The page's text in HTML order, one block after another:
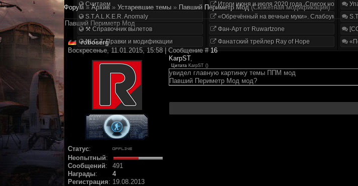
Считаем
S.T.A.L.K.E.R. Anomaly
⚒ Справочник вылетов
NLC 7. Правки и модификации
Итоги июня и июля 2020 года. Список
«Обречённый на вечные муки». Слабоумие и
Фан-Арт от Ruwartzone
Фанатский трейлер Ray of Hope
Форум » Архив » Устаревшие темы » Павший Периметр Мод (Сюжетная модификация)
Павший Периметр Мод
roboserg
Воскресенье, 11.01.2015, 15:58 | Сообщение #16
Статус:
Неопытный:
Сообщений:
491
Награды:
4
Регистрация: 19.08.2013
KarpST,
Цитата KarpST ()
увидел главную картинку темы ППМ мод
Павший Периметр Мод мод?